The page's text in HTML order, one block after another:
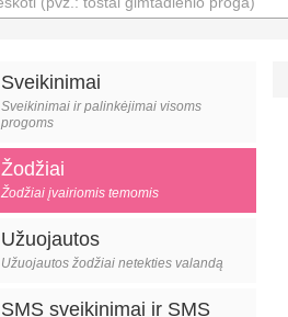
Sveikinimai
Sveikinimai ir palinkėjimai visoms
progoms
Žodžiai
Žodžiai įvairiomis temomis
Užuojautos
Užuojautos žodžiai netekties valandą
SMS sveikinimai ir SMS